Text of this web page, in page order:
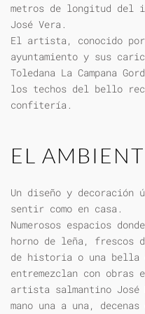
metros de longitud del
José Vera.
El artista, conocido
ayuntamiento y sus
Toledana La Campana
los techos del bello
confitería.
EL
Un diseño y decoración
sentir como en casa.
Numerosos espacios
horno de leña,
de historia o una bella
entremezclan con obras
artista salmantino José
mano una a una,